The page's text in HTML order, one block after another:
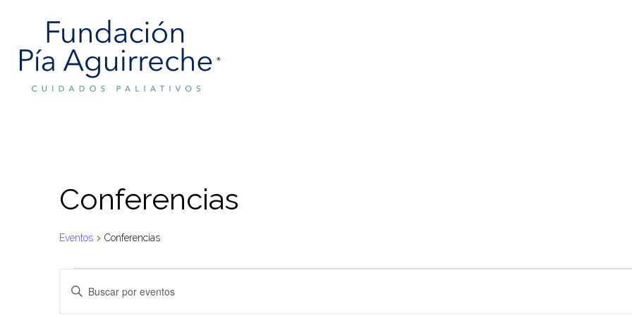
main
content
Conferencias
Eventos Conferencias
Eventos
Navegación
Introduce